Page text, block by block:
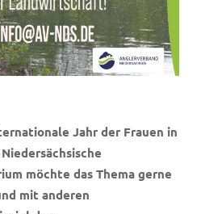
Jahr der Frauen in
möchte das Thema gerne
mit anderen